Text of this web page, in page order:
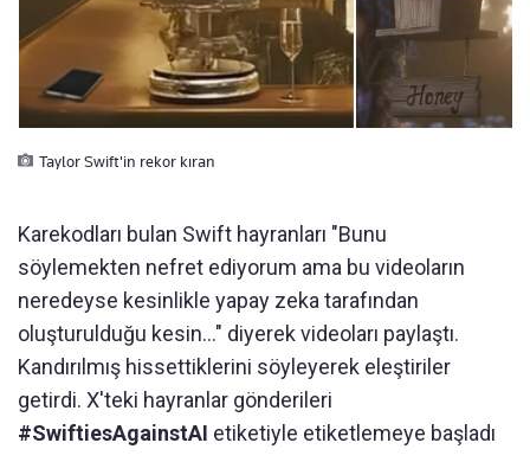
Taylor Swift'in rekor kıran
Karekodları bulan Swift hayranları "Bunu
söylemekten nefret ediyorum ama bu videoların
neredeyse kesinlikle yapay zeka tarafından
oluşturulduğu kesin..." diyerek videoları paylaştı.
Kandırılmış hissettiklerini söyleyerek eleştiriler
getirdi. X'teki hayranlar gönderileri
#SwiftiesAgainstAI etiketiyle etiketlemeye başladı